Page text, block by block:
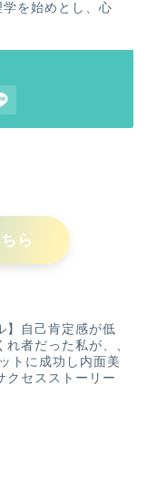
を始めとし、心
ら
】自己肯定感が低
れ者だった私が、、
トに成功し内面美
クセスストーリー